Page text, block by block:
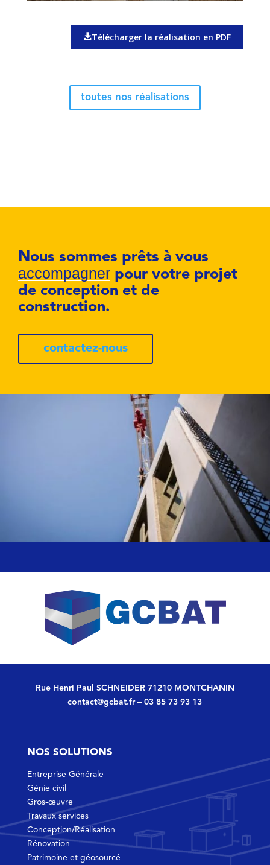
Télécharger la réalisation en PDF
toutes nos réalisations
Nous sommes prêts à vous
accompagner pour votre projet
de conception et de
construction.
contactez-nous
Rue Henri Paul SCHNEIDER 71210 MONTCHANIN
contact@gcbat.fr–03 85 73 93 13
NOS SOLUTIONS
Entreprise Générale
Génie civil
Gros-œuvre
Travaux services
Conception/Réalisation
Rénovation
Patrimoine et géosourcé